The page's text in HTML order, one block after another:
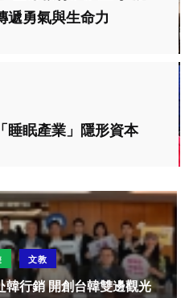
勇氣與生命力
睡眠產業」隱形資本
文教
韓行銷 開創台韓雙邊觀光